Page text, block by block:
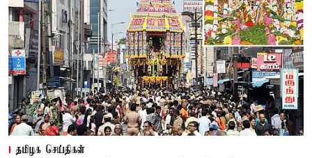
தமிழக செய்திகள்